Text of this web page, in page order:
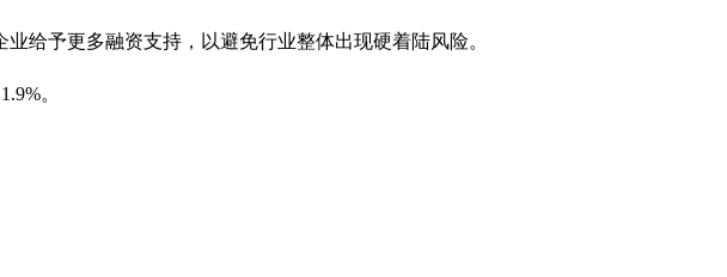
给予更多融资支持，以避免行业整体出现硬着陆风险。
。